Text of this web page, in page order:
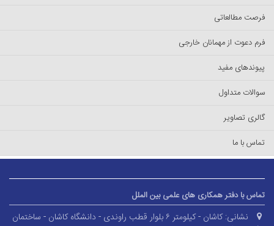
فرصت مطالعاتی
فرم دعوت از مهمانان خارجی
پیوندهای مفید
سوالات متداول
گالری تصاویر
تماس با ما
تماس با دفتر همکاری های علمی بین الملل
نشانی:
کاشان - کیلومتر ۶ بلوار قطب راوندی - دانشگاه کاشان - ساختمان